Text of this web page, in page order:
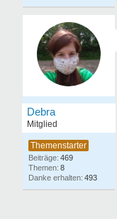
Debra
Mitglied
469
8
493